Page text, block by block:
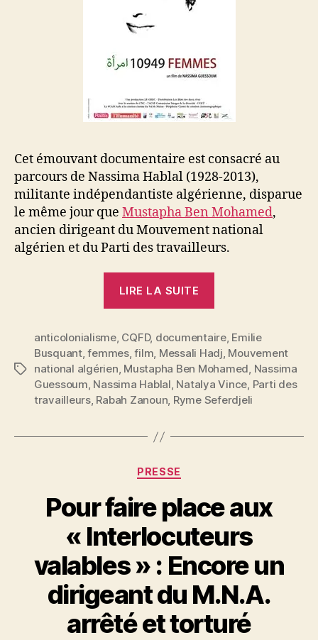
Cet émouvant documentaire est consacré au
parcours de Nassima Hablal (1928-2013),
militante indépendantiste algérienne, disparue
le même jour que Mustapha Ben Mohamed,
ancien dirigeant du Mouvement national
algérien et du Parti des travailleurs.
LIRE LA SUITE
Étiquettes
anticolonialisme, CQFD, documentaire, Emilie
Busquant,femmes,film, Messali Hadj, Mouvement
national algérien, Mustapha Ben Mohamed, Nassima
Guessoum, Nassima Hablal, Natalya Vince, Parti des
travailleurs, Rabah Zanoun, Ryme Seferdjeli
Catégories
PRESSE
Pour faire place aux
« Interlocuteurs
valables » : Encore un
dirigeant du M.N.A.
arrêté et torturé
P
a
N
b